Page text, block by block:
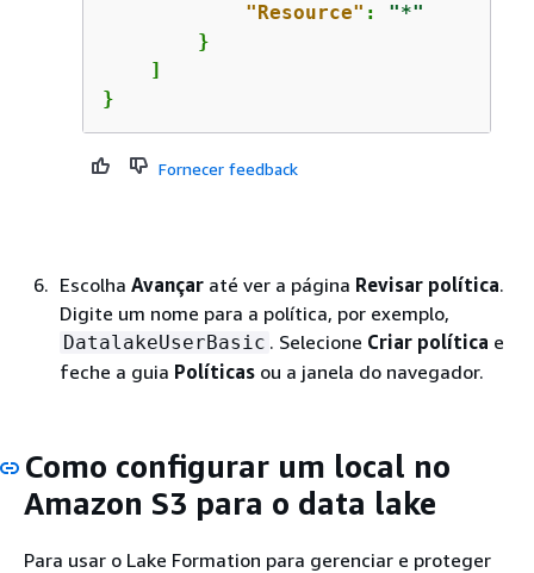
"Resource" : "*"
        }
    ]
}
Fornecer feedback
Escolha Avançar até ver a página Revisar política.
Digite um nome para a política, por exemplo,
DatalakeUserBasic . Selecione Criar política e
feche a guia Políticas ou a janela do navegador.
Como configurar um local no
Amazon S3 para o data lake
Para usar o Lake Formation para gerenciar e proteger